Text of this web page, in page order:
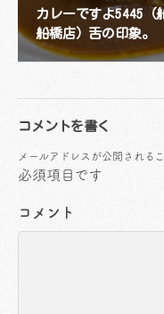
カレーですよ5445
船橋店）舌の印象。
コメントを書く
メールアドレスが公開される
必須項目です
コメント